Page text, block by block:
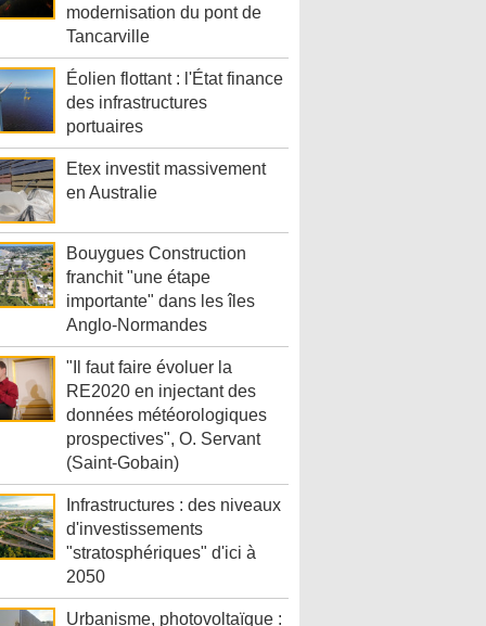
modernisation du pont de
Tancarville
Éolien flottant : l'État finance
des infrastructures
portuaires
Etex investit massivement
en Australie
Bouygues Construction
franchit "une étape
importante" dans les îles
Anglo-Normandes
"Il faut faire évoluer la
RE2020 en injectant des
données météorologiques
prospectives", O. Servant
(Saint-Gobain)
Infrastructures : des niveaux
d'investissements
"stratosphériques" d'ici à
2050
Urbanisme, photovoltaïque :